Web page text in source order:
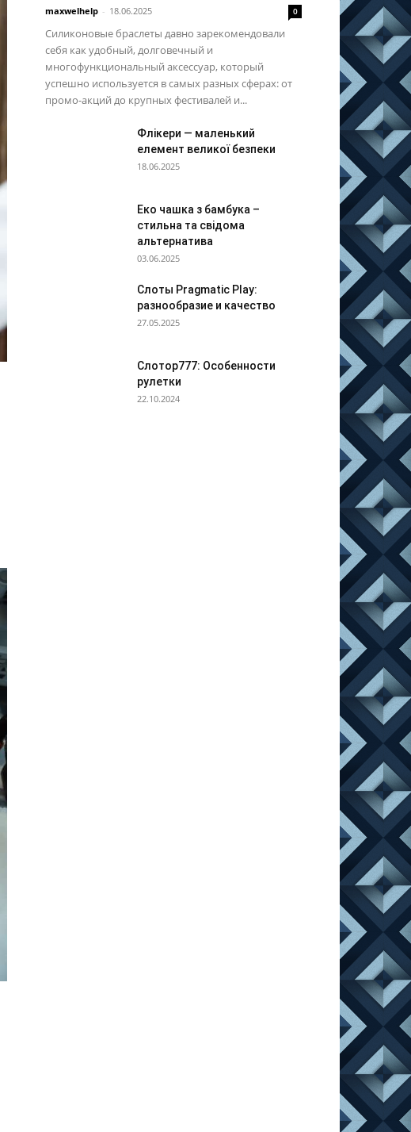
maxwelhelp - 18.06.2025 0
Силиконовые браслеты давно зарекомендовали
себя как удобный, долговечный и
многофункциональный аксессуар, который
успешно используется в самых разных сферах: от
промо-акций до крупных фестивалей и...
Флікери — маленький
елемент великої безпеки
18.06.2025
Еко чашка з бамбука –
стильна та свідома
альтернатива
03.06.2025
Слоты Pragmatic Play:
разнообразие и качество
27.05.2025
Слотор777: Особенности
рулетки
22.10.2024